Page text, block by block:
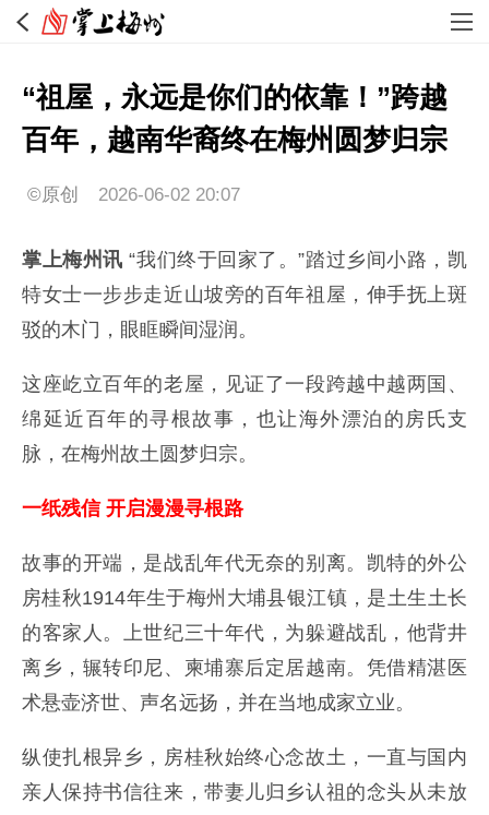
“祖屋，永远是你们的依靠！”跨越
百年，越南华裔终在梅州圆梦归宗
©原创 2026-06-02 20:07
掌上梅州讯“我们终于回家了。”踏过乡间小路，凯
特女士一步步走近山坡旁的百年祖屋，伸手抚上斑
驳的木门，眼眶瞬间湿润。
这座屹立百年的老屋，见证了一段跨越中越两国、
绵延近百年的寻根故事，也让海外漂泊的房氏支
脉，在梅州故土圆梦归宗。
一纸残信 开启漫漫寻根路
故事的开端，是战乱年代无奈的别离。凯特的外公
房桂秋1914年生于梅州大埔县银江镇，是土生土长
的客家人。上世纪三十年代，为躲避战乱，他背井
离乡，辗转印尼、柬埔寨后定居越南。凭借精湛医
术悬壶济世、声名远扬，并在当地成家立业。
纵使扎根异乡，房桂秋始终心念故土，一直与国内
亲人保持书信往来，带妻儿归乡认祖的念头从未放